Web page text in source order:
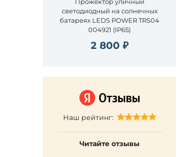
светодиодный на солнечных
батареях LEDS POWER TRS04
004921 (IP65)
2 800 ₽
Наш рейтинг:
Читайте отзывы